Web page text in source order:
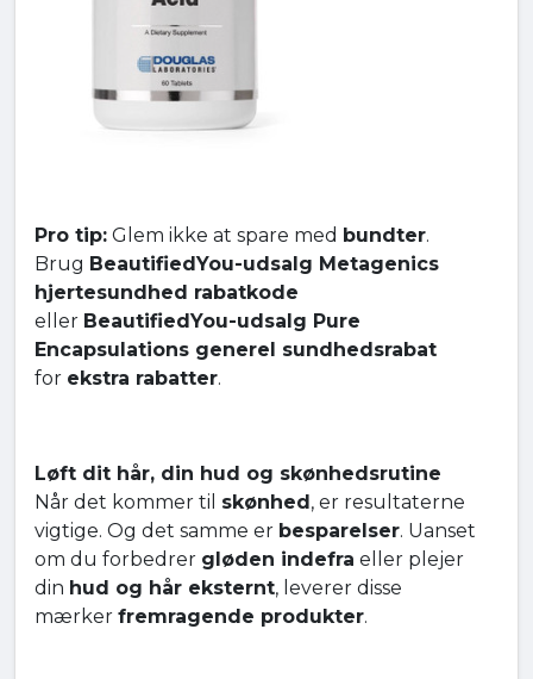
Pro tip: Glem ikke at spare med bundter.
Brug BeautifiedYou-udsalg Metagenics
hjertesundhed rabatkode
eller BeautifiedYou-udsalg Pure
Encapsulations generel sundhedsrabat
for ekstra rabatter.
Løft dit hår, din hud og skønhedsrutine
Når det kommer til skønhed , er resultaterne
vigtige. Og det samme er besparelser. Uanset
om du forbedrer gløden indefra eller plejer
din hud og hår eksternt, leverer disse
mærker fremragende produkter.